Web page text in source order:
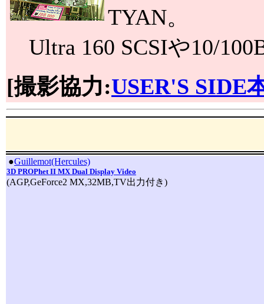
TYAN。
Ultra 160 SCSIや10/
[撮影協力:USER'S SIDE
●Guillemot(Hercules)
3D PROPhet II MX Dual Display Video
(AGP,GeForce2 MX,32MB,TV出力付き)